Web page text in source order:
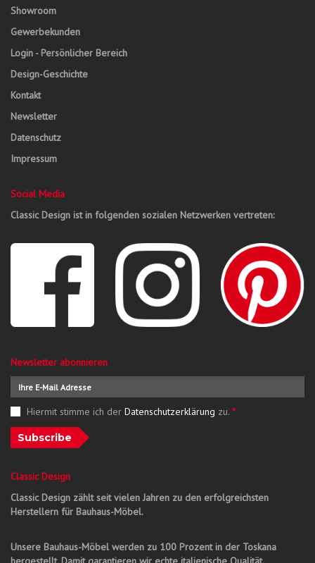
Showroom
Gewerbekunden
Login - Persönlicher Bereich
Design-Geschichte
Kontakt
Newsletter
Datenschutz
Impressum
Social Media
Classic Design ist in folgenden sozialen Netzwerken vertreten:
Newsletter abonnieren
Hiermit stimme ich der Datenschutzerklärung zu. *
Subscribe
Classic Design
Classic Design zählt seit vielen Jahren zu den erfolgreichsten
Herstellern für Bauhaus-Möbel.
Unsere Bauhaus-Möbel werden zu 100 Prozent in der Toskana